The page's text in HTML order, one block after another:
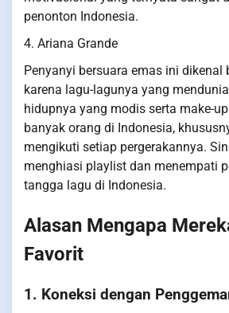
penonton Indonesia.
4. Ariana Grande
Penyanyi bersuara emas ini dikenal
karena lagu-lagunya yang
hidupnya yang modis serta make-
banyak orang di Indonesia,
mengikuti setiap pergerakannya.
menghiasi playlist dan menempati
tangga lagu di Indonesia.
Alasan Mengapa
Favorit
1. Koneksi dengan